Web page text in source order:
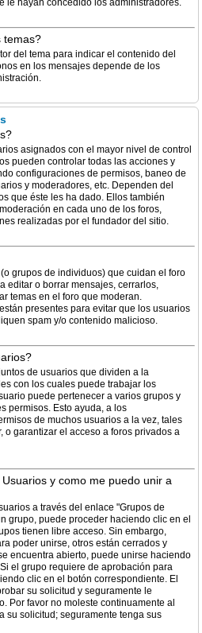
le hayan concedido los administradores.
temas?
del tema para indicar el contenido del
en los mensajes depende de los
asignados con el mayor nivel de control
pueden controlar todas las acciones y
configuraciones de permisos, baneo de
y moderadores, etc. Dependen del
que éste les ha dado. Ellos también
en cada uno de los foros,
realizadas por el fundador del sitio.
grupos de individuos) que cuidan el foro
editar o borrar mensajes, cerrarlos,
temas en el foro que moderan.
presentes para evitar que los usuarios
spam y/o contenido malicioso.
de usuarios que dividen a la
con los cuales puede trabajar los
puede pertenecer a varios grupos y
permisos. Esto ayuda, a los
de muchos usuarios a la vez, tales
o garantizar el acceso a foros privados a
y como me puedo unir a
a través del enlace "Grupos de
grupo, puede proceder haciendo clic en el
tienen libre acceso. Sin embargo,
poder unirse, otros están cerrados y
encuentra abierto, puede unirse haciendo
el grupo requiere de aprobación para
clic en el botón correspondiente. El
su solicitud y seguramente le
Por favor no moleste continuamente al
su solicitud; seguramente tenga sus